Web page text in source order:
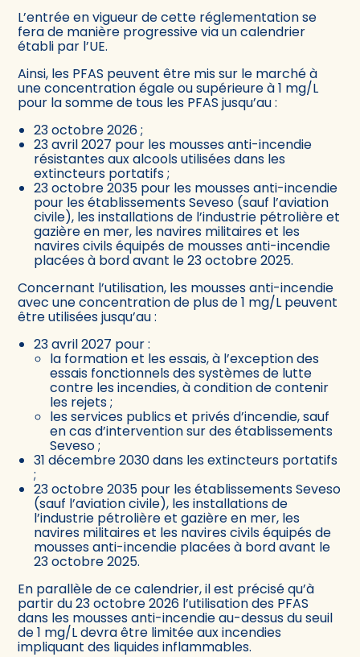
L’entrée en vigueur de cette réglementation se
fera de manière progressive via un calendrier
établi par l’UE.
Ainsi, les PFAS peuvent être mis sur le marché à
une concentration égale ou supérieure à 1 mg/L
pour la somme de tous les PFAS jusqu’au :
23 octobre 2026 ;
23 avril 2027 pour les mousses anti-incendie
résistantes aux alcools utilisées dans les
extincteurs portatifs ;
23 octobre 2035 pour les mousses anti-incendie
pour les établissements Seveso (sauf l’aviation
civile), les installations de l’industrie pétrolière et
gazière en mer, les navires militaires et les
navires civils équipés de mousses anti-incendie
placées à bord avant le 23 octobre 2025.
Concernant l’utilisation, les mousses anti-incendie
avec une concentration de plus de 1 mg/L peuvent
être utilisées jusqu’au :
23 avril 2027 pour :
la formation et les essais, à l’exception des
essais fonctionnels des systèmes de lutte
contre les incendies, à condition de contenir
les rejets ;
les services publics et privés d’incendie, sauf
en cas d’intervention sur des établissements
Seveso ;
31 décembre 2030 dans les extincteurs portatifs
;
23 octobre 2035 pour les établissements Seveso
(sauf l’aviation civile), les installations de
l’industrie pétrolière et gazière en mer, les
navires militaires et les navires civils équipés de
mousses anti-incendie placées à bord avant le
23 octobre 2025.
En parallèle de ce calendrier, il est précisé qu’à
partir du 23 octobre 2026 l’utilisation des PFAS
dans les mousses anti-incendie au-dessus du seuil
de 1 mg/L devra être limitée aux incendies
impliquant des liquides inflammables.